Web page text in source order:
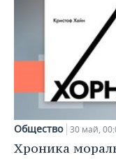
Общество 30 май,
Хроника